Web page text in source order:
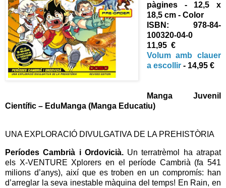
pàgines - 12,5 x
18,5 cm - Color
ISBN: 978-84-
100320-04-0
11,95 €
Volum amb clauer
a escollir- 14,95 €
Manga Juvenil
Científic – EduManga (Manga Educatiu)
UNA EXPLORACIÓ DIVULGATIVA DE LA PREHISTÒRIA
Períodes Cambrià i Ordovicià. Un terratrèmol ha atrapat
els X-VENTURE Xplorers en el període Cambrià (fa 541
milions d’anys), així que es troben en un compromís: han
d’arreglar la seva inestable màquina del temps! En Rain, en